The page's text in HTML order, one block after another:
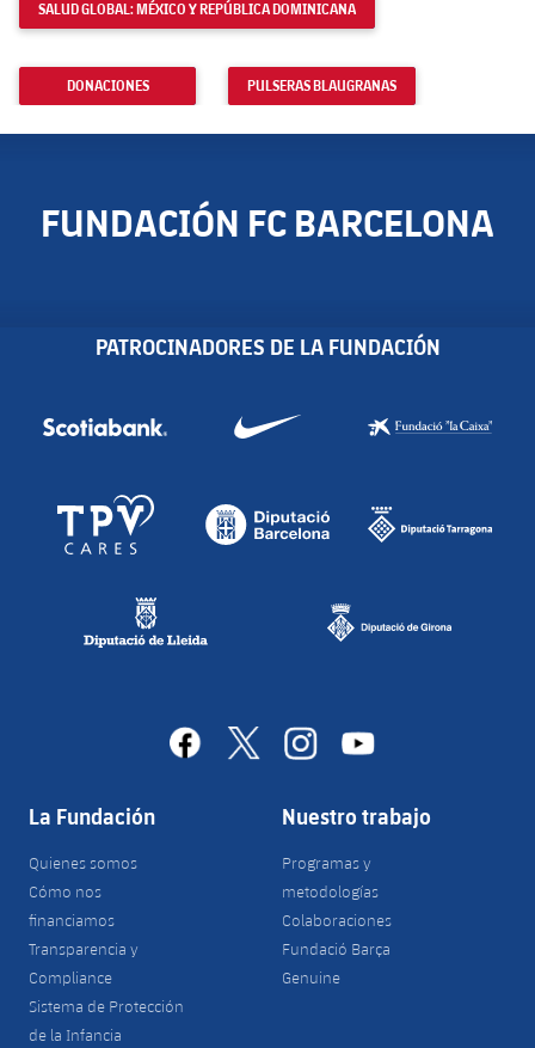
SALUD GLOBAL: MÉXICO Y REPÚBLICA DOMINICANA
DONACIONES PULSERAS BLAUGRANAS
FUNDACIÓN FC BARCELONA
PATROCINADORES DE LA FUNDACIÓN
facebook
x instagramyoutube
La Fundación
Quienes somos
Cómo nos
financiamos
Transparencia y
Compliance
Sistema de Protección
de la Infancia
Nuestro trabajo
Programas y
metodologías
Colaboraciones
Fundació Barça
Genuine